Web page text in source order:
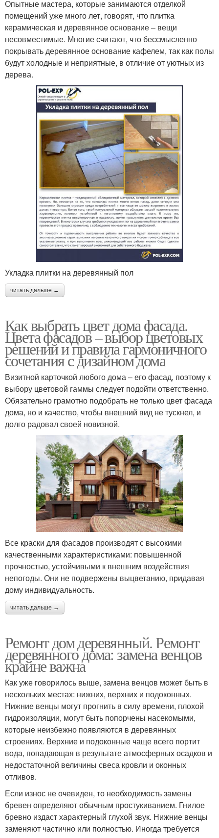
Опытные мастера, которые занимаются отделкой
помещений уже много лет, говорят, что плитка
керамическая и деревянное основание – вещи
несовместимые. Многие считают, что бессмысленно
покрывать деревянное основание кафелем, так как полы
будут холодные и неприятные, в отличие от уютных из
дерева.
Укладка плитки на деревянный пол
читать дальше →
Как выбрать цвет дома фасада.
Цвета фасадов – выбор цветовых
решений и правила гармоничного
сочетания с дизайном дома
Визитной карточкой любого дома – его фасад, поэтому к
выбору цветовой гаммы следует подойти ответственно.
Обязательно грамотно подобрать не только цвет фасада
дома, но и качество, чтобы внешний вид не тускнел, и
долго радовал своей новизной.
Все краски для фасадов производят с высокими
качественными характеристиками: повышенной
прочностью, устойчивыми к внешним воздействия
непогоды. Они не подвержены выцветанию, придавая
дому индивидуальность.
читать дальше →
Ремонт дом деревянный. Ремонт
деревянного дома: замена венцов
крайне важна
Как уже говорилось выше, замена венцов может быть в
нескольких местах: нижних, верхних и подоконных.
Нижние венцы могут прогнить в силу времени, плохой
гидроизоляции, могут быть попорчены насекомыми,
которые неизбежно появляются в деревянных
строениях. Верхние и подоконные чаще всего портит
вода, попадающая в результате атмосферных осадков и
недостаточной величины свеса кровли и оконных
отливов.
Если износ не очевиден, то необходимость замены
бревен определяют обычным простукиванием. Гнилое
бревно издаст характерный глухой звук. Нижние венцы
заменяют частично или полностью. Иногда требуется